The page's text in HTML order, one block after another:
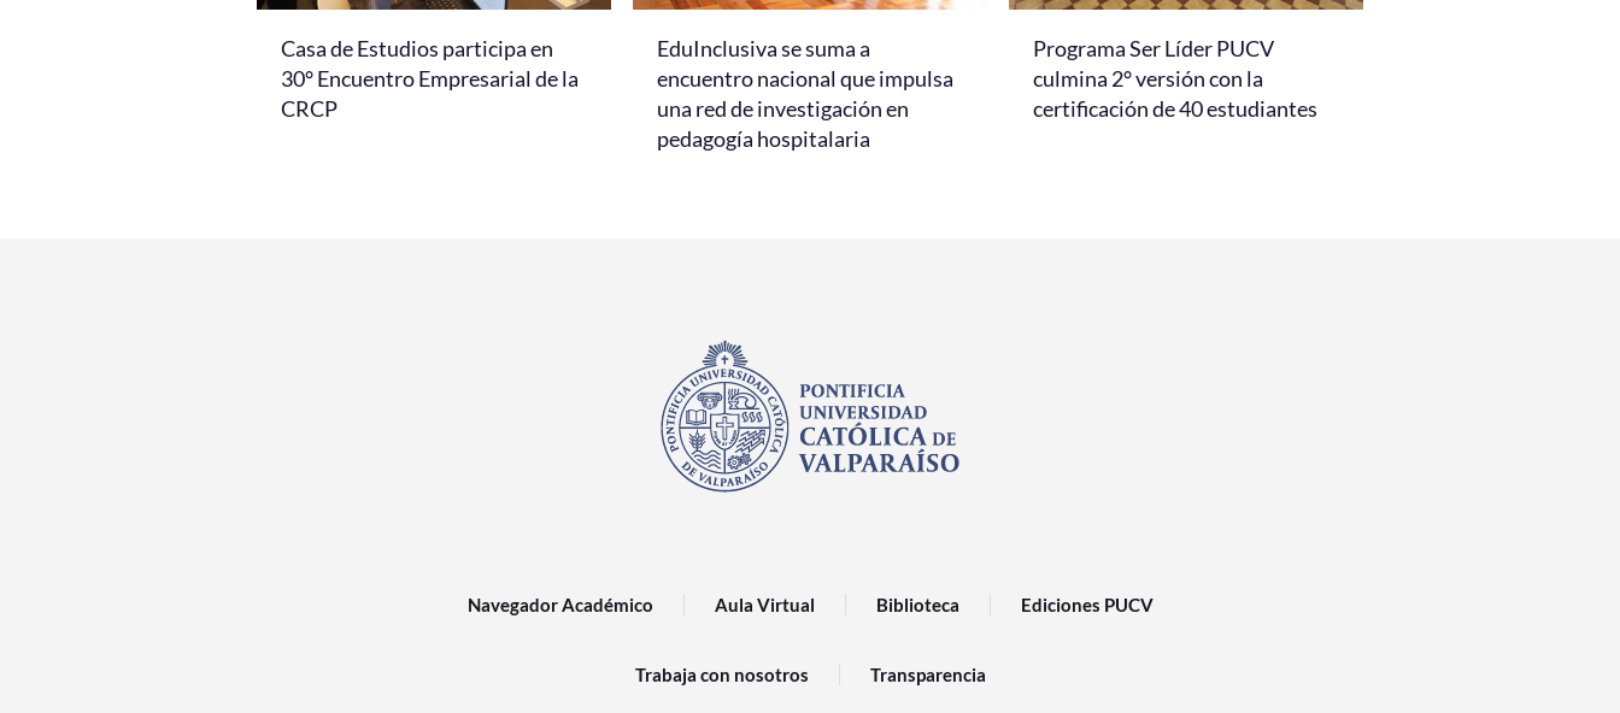
Casa de Estudios participa en
30° Encuentro Empresarial de la
CRCP
EduInclusiva se suma a
encuentro nacional que impulsa
una red de investigación en
pedagogía hospitalaria
Programa Ser Líder PUCV
culmina 2° versión con la
certificación de 40 estudiantes
Navegador Académico Aula Virtual Biblioteca Ediciones PUCV
Trabaja con nosotros Transparencia